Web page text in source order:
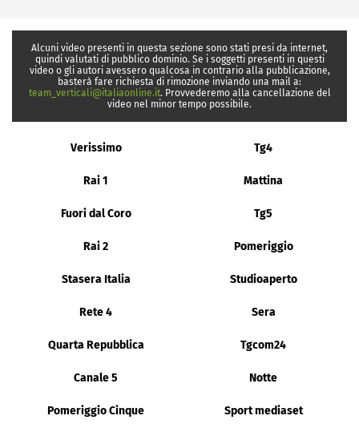
Alcuni video presenti in questa sezione sono stati presi da internet,
quindi valutati di pubblico dominio. Se i soggetti presenti in questi
video o gli autori avessero qualcosa in contrario alla pubblicazione,
basterà fare richiesta di rimozione inviando una mail a:
team_verticali@italiaonline.it. Provvederemo alla cancellazione del
video nel minor tempo possibile.
Verissimo Tg4
Rai 1 Mattina
Fuori dal Coro Tg5
Rai 2 Pomeriggio
Stasera Italia Studioaperto
Rete 4 Sera
Quarta Repubblica Tgcom24
Canale 5 Notte
Pomeriggio Cinque Sport mediaset